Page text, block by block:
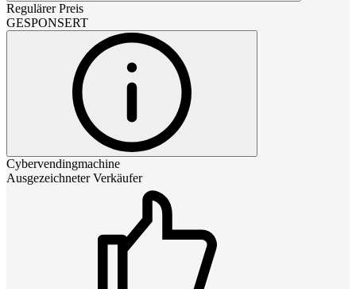
Regulärer Preis
GESPONSERT
Cybervendingmachine
Ausgezeichneter Verkäufer